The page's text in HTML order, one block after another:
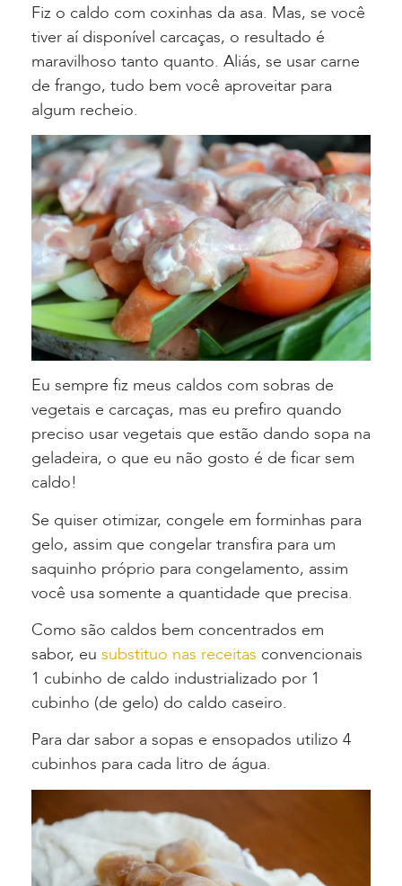
Fiz o caldo com coxinhas da asa. Mas, se você
tiver aí disponível carcaças, o resultado é
maravilhoso tanto quanto. Aliás, se usar carne
de frango, tudo bem você aproveitar para
algum recheio.
Eu sempre fiz meus caldos com sobras de
vegetais e carcaças, mas eu prefiro quando
preciso usar vegetais que estão dando sopa na
geladeira, o que eu não gosto é de ficar sem
caldo!
Se quiser otimizar, congele em forminhas para
gelo, assim que congelar transfira para um
saquinho próprio para congelamento, assim
você usa somente a quantidade que precisa.
Como são caldos bem concentrados em
sabor, eu substituo nas receitas convencionais
1 cubinho de caldo industrializado por 1
cubinho (de gelo) do caldo caseiro.
Para dar sabor a sopas e ensopados utilizo 4
cubinhos para cada litro de água.